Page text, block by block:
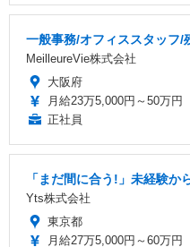
一般事務/オフィススタッフ/
MeilleureVie株式会社
大阪府
月給23万5,000円～50万円
正社員
「まだ間に合う!」未経験
Yts株式会社
東京都
月給27万5,000円～60万円